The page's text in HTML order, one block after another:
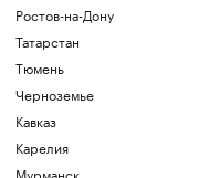
Ростов-на-Дону
Татарстан
Тюмень
Черноземье
Кавказ
Карелия
Мурманск